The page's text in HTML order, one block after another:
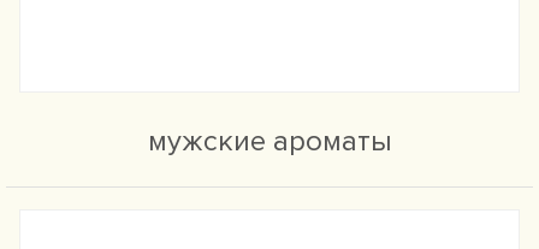
мужские ароматы